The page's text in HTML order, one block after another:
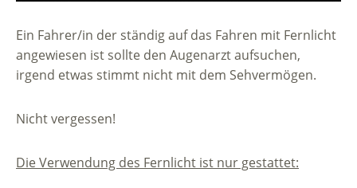
Ein Fahrer/in der ständig auf das Fahren mit Fernlicht
angewiesen ist sollte den Augenarzt aufsuchen,
irgend etwas stimmt nicht mit dem Sehvermögen.
Nicht vergessen!
Die Verwendung des Fernlicht ist nur gestattet: